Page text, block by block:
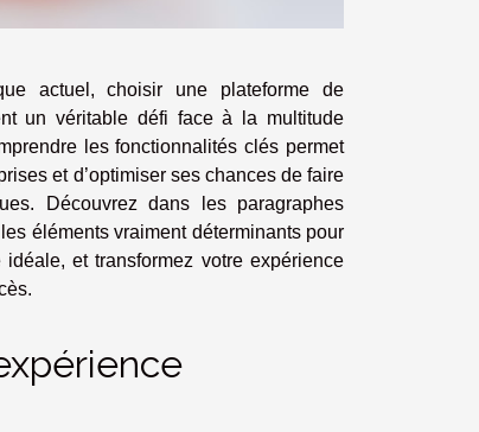
actuel, choisir une plateforme de
un véritable défi face à la multitude
les fonctionnalités clés permet
et d’optimiser ses chances de faire
Découvrez dans les paragraphes
éléments vraiment déterminants pour
et transformez votre expérience